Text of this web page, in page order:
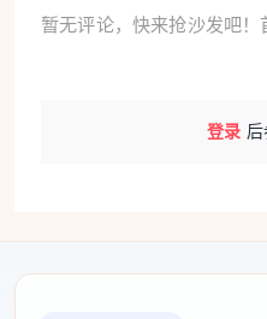
五个月的增量来看，非金
暂无评论，快来抢沙发吧！
登录